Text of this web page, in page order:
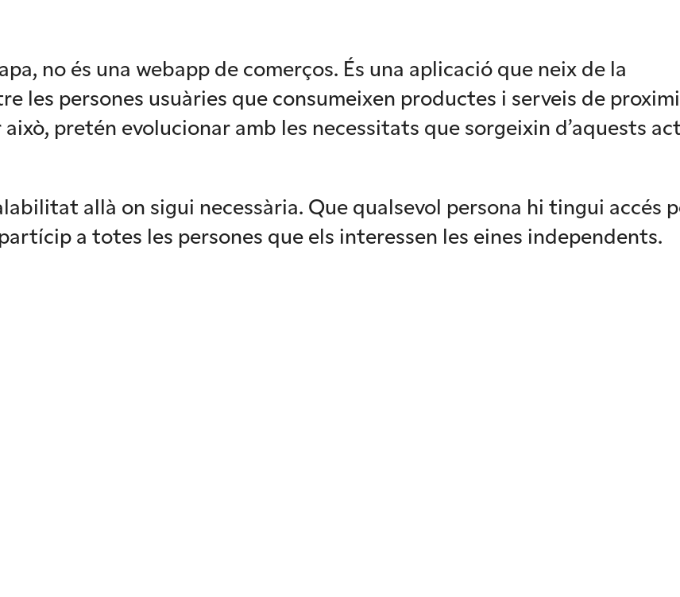
no és una webapp de comerços. És una aplicació que neix de la
les persones usuàries que consumeixen productes i serveis de
pretén evolucionar amb les necessitats que sorgeixin d’aquests
allà on sigui necessària. Que qualsevol persona hi tingui accés
a totes les persones que els interessen les eines independents.